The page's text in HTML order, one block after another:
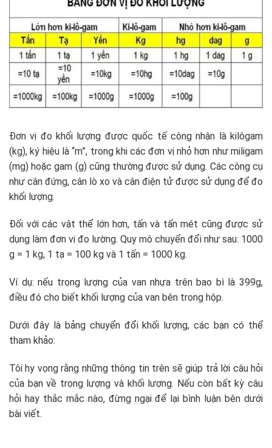
Đơn vị đo khối lượng được quốc tế công nhận là kilôgam
(kg), ký hiệu là “m”, trong khi các đơn vị nhỏ hơn như miligam
(mg) hoặc gam (g) cũng thường được sử dụng. Các công cụ
như cân đứng, cân lò xo và cân điện tử được sử dụng để đo
khối lượng.
Đối với các vật thể lớn hơn, tấn và tấn mét cũng được sử
dụng làm đơn vị đo lường. Quy mô chuyển đổi như sau: 1000
g = 1 kg, 1 tạ = 100 kg và 1 tấn = 1000 kg.
Ví dụ: nếu trọng lượng của van nhựa trên bao bì là 399g,
điều đó cho biết khối lượng của van bên trong hộp.
Dưới đây là bảng chuyển đổi khối lượng, các bạn có thể
tham khảo:
Tôi hy vọng rằng những thông tin trên sẽ giúp trả lời câu hỏi
của bạn về trọng lượng và khối lượng. Nếu còn bất kỳ câu
hỏi hay thắc mắc nào, đừng ngại để lại bình luận bên dưới
bài viết.